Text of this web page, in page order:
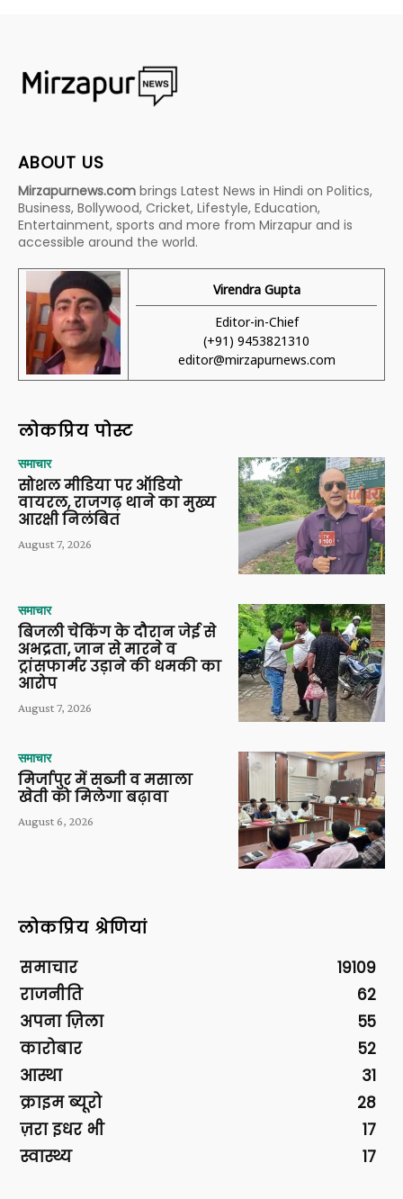
ABOUT US
Mirzapurnews.com brings Latest News in Hindi on Politics,
Business, Bollywood, Cricket, Lifestyle, Education,
Entertainment, sports and more from Mirzapur and is
accessible around the world.
Virendra Gupta
Editor-in-Chief
(+91) 9453821310
editor@mirzapurnews.com
लोकप्रिय पोस्ट
समाचार
सोशल मीडिया पर ऑडियो
वायरल, राजगढ़ थाने का मुख्य
आरक्षी निलंबित
August 7, 2026
समाचार
बिजली चेकिंग के दौरान जेई से
अभद्रता, जान से मारने व
ट्रांसफार्मर उड़ाने की धमकी का
आरोप
August 7, 2026
समाचार
मिर्जापुर में सब्जी व मसाला
खेती को मिलेगा बढ़ावा
August 6, 2026
लोकप्रिय श्रेणियां
समाचार
19109
राजनीति
62
अपना ज़िला
55
कारोबार
52
आस्था
31
क्राइम ब्यूरो
28
ज़रा इधर भी
17
स्वास्थ्य
17